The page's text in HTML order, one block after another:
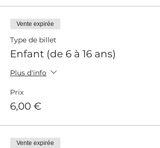
Vente expirée
Type de billet
Enfant (de 6 à 16 ans)
Plus d'info
Prix
6,00 €
Vente expirée